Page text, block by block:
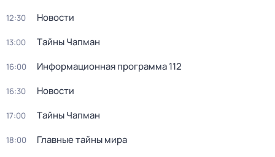
12:30 Новости
13:00 Тaйны Чапман
16:00 Информационная программа 112
16:30 Новости
17:00 Тaйны Чапман
18:00 Главные тайны мира